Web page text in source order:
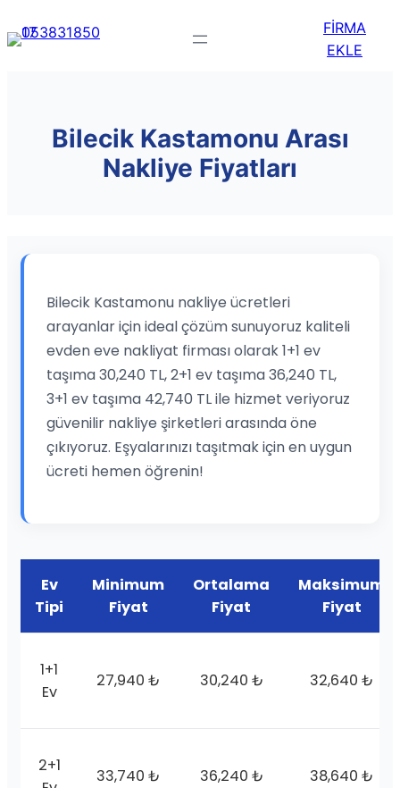
FİRMA
EKLE
Bilecik Kastamonu Arası
Nakliye Fiyatları
Bilecik Kastamonu nakliye ücretleri
arayanlar için ideal çözüm sunuyoruz kaliteli
evden eve nakliyat firması olarak 1+1 ev
taşıma 30,240 TL, 2+1 ev taşıma 36,240 TL,
3+1 ev taşıma 42,740 TL ile hizmet veriyoruz
güvenilir nakliye şirketleri arasında öne
çıkıyoruz. Eşyalarınızı taşıtmak için en uygun
ücreti hemen öğrenin!
Ev
Tipi
Minimum
Fiyat
Ortalama
Fiyat
Maksimum
Fiyat
1+1
Ev
27,940 ₺ 30,240 ₺ 32,640 ₺
2+1
33,740 ₺ 36,240 ₺ 38,640 ₺